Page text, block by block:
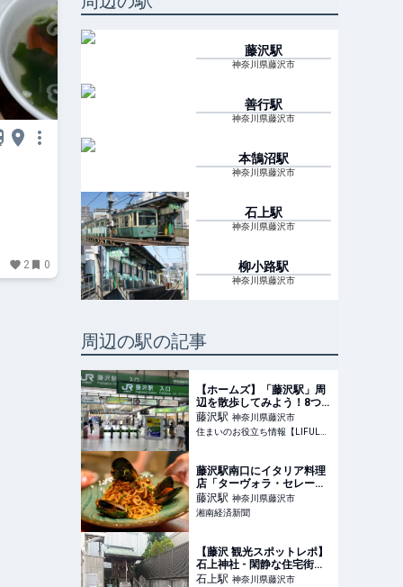
2 0
藤沢駅
神奈川県藤沢市
善行駅
神奈川県藤沢市
本鵠沼駅
神奈川県藤沢市
石上駅
神奈川県藤沢市
柳小路駅
神奈川県藤沢市
周辺の駅の記事
【ホームズ】「藤沢駅」周
辺を散歩してみよう！8つ
のおすすめ散歩・ウォーキ
ングスポットを紹介 | 住ま
いのお役立ち情報
藤沢駅 神奈川県藤沢市
住まいのお役立ち情報【LIFULL HOME'S】
藤沢駅南口にイタリア料理
店「ターヴォラ・セレー
ノ」 地産地消をテーマに
藤沢駅 神奈川県藤沢市
湘南経済新聞
【藤沢 観光スポットレポ】
石上神社 - 閑静な住宅街に
地元ゆかりの鎌…
石上駅 神奈川県藤沢市